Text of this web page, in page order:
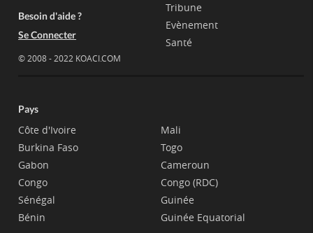
Besoin d'aide ?
Se Connecter
© 2008 - 2022 KOACI.COM
Tribune
Evènement
Santé
Pays
Côte d'Ivoire
Burkina Faso
Gabon
Congo
Sénégal
Bénin
Mali
Togo
Cameroun
Congo (RDC)
Guinée
Guinée Equatorial